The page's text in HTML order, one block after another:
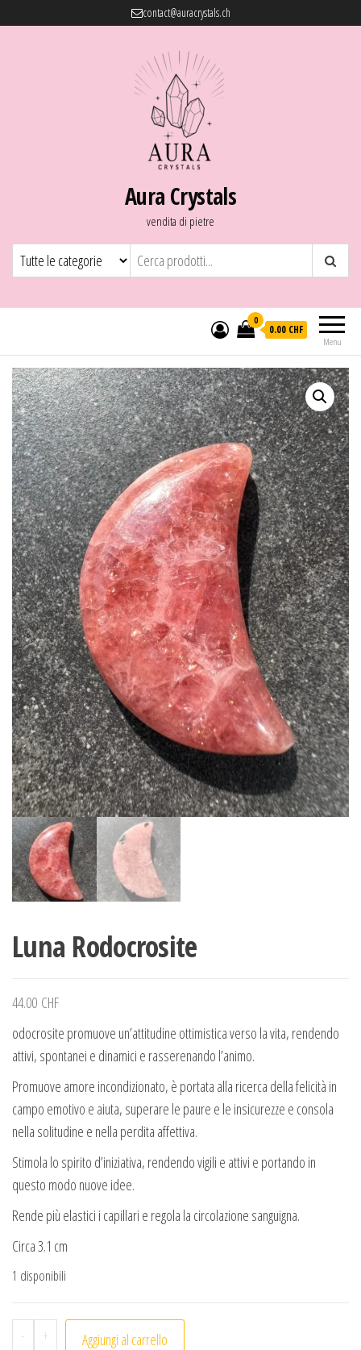
contact@auracrystals.ch
Aura Crystals
vendita di pietre
Menu
0
0.00 CHF
Luna Rodocrosite
44.00 CHF
odocrosite promuove un’attitudine ottimistica verso la vita, rendendo
attivi, spontanei e dinamici e rasserenando l’animo.
Promuove amore incondizionato, è portata alla ricerca della felicità in
campo emotivo e aiuta, superare le paure e le insicurezze e consola
nella solitudine e nella perdita affettiva.
Stimola lo spirito d’iniziativa, rendendo vigili e attivi e portando in
questo modo nuove idee.
Rende più elastici i capillari e regola la circolazione sanguigna.
Circa 3.1 cm
1 disponibili
- Luna Rodocrosite quantità
+ Aggiungi al carrello